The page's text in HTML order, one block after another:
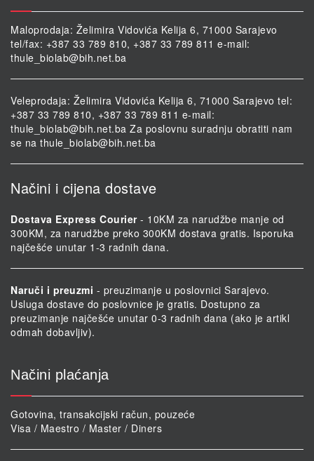
Maloprodaja: Želimira Vidovića Kelija 6, 71000 Sarajevo
tel/fax: +387 33 789 810, +387 33 789 811 e-mail:
thule_biolab@bih.net.ba
Veleprodaja: Želimira Vidovića Kelija 6, 71000 Sarajevo tel:
+387 33 789 810, +387 33 789 811 e-mail:
thule_biolab@bih.net.ba Za poslovnu suradnju obratiti nam
se na thule_biolab@bih.net.ba
Načini i cijena dostave
Dostava Express Courier- 10KM za narudžbe manje od
300KM, za narudžbe preko 300KM dostava gratis. Isporuka
najčešće unutar 1-3 radnih dana.
Naruči i preuzmi - preuzimanje u poslovnici Sarajevo.
Usluga dostave do poslovnice je gratis. Dostupno za
preuzimanje najčešće unutar 0-3 radnih dana (ako je artikl
odmah dobavljiv).
Načini plaćanja
Gotovina, transakcijski račun, pouzeće
Visa / Maestro / Master / Diners